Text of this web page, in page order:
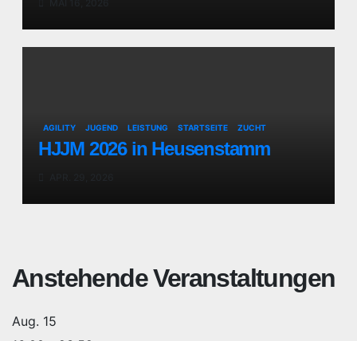
AGILITY JUGEND LEISTUNG STARTSEITE ZUCHT
HJJM 2026 in Heusenstamm
Anstehende Veranstaltungen
Aug. 15